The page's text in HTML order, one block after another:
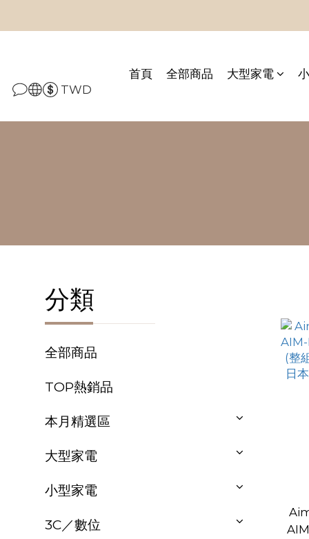
TWD
首頁 全部商品 大型家電
分類
全部商品
TOP熱銷品
本月精選區
大型家電
小型家電
3C／數位